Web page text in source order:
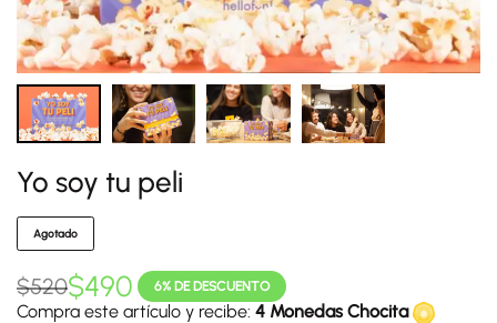
Yo soy tu peli
Agotado
$520$490 6% DE DESCUENTO
Compra este artículo y recibe: 4 Monedas Chocita